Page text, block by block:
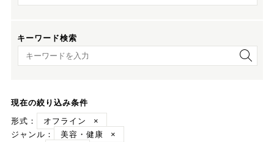
キーワード検索
キーワード検索
現在の絞り込み条件
形式：
オフライン
×
ジャンル：
美容・健康
×